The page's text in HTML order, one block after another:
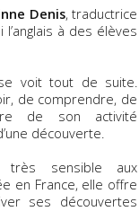
Denis, traductrice
à des élèves
voit tout de suite.
de comprendre, de
de son activité
découverte.
très sensible aux
en France, elle offre
ses découvertes